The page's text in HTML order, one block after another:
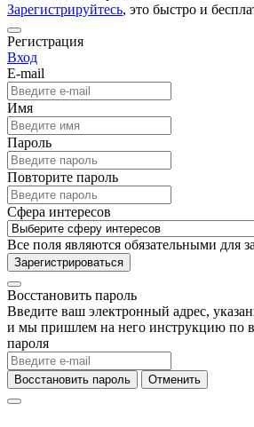
Зарегистрируйтесь, это быстро и
Регистрация
Вход
E-mail
Имя
Пароль
Повторите пароль
Сфера интересов
Все поля являются обязательными для
Зарегистрироваться
Восстановить пароль
Введите ваш электронный адрес,
и мы пришлем на него инструкцию по
пароля
Восстановить пароль Отменить